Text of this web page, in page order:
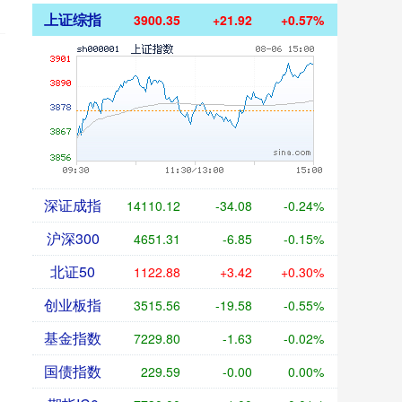
上证综指 3900.35 +21.92 +0.57%
深证成指 14110.12 -34.08 -0.24%
沪深300 4651.31 -6.85 -0.15%
北证50 1122.88 +3.42 +0.30%
创业板指 3515.56 -19.58 -0.55%
基金指数 7229.80 -1.63 -0.02%
国债指数 229.59 -0.00 0.00%